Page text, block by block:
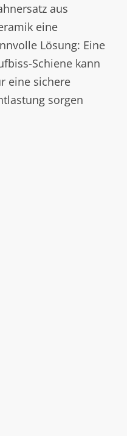
aus
eine
Lösung: Eine
Schiene kann
eine sichere
sorgen